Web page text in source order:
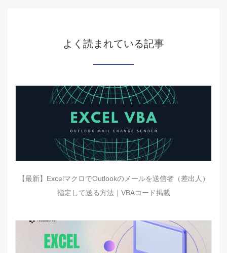
よく読まれている記事
【最新】ExcelマクロでOutlookのメールを送信者（差出人）
指定して送る方法｜VBAコード掲載